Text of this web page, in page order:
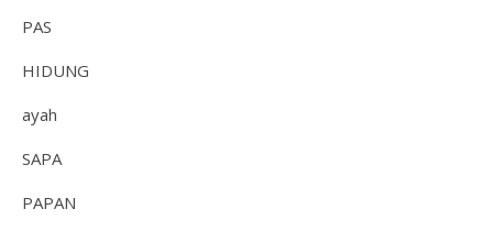
PAS
HIDUNG
ayah
SAPA
PAPAN